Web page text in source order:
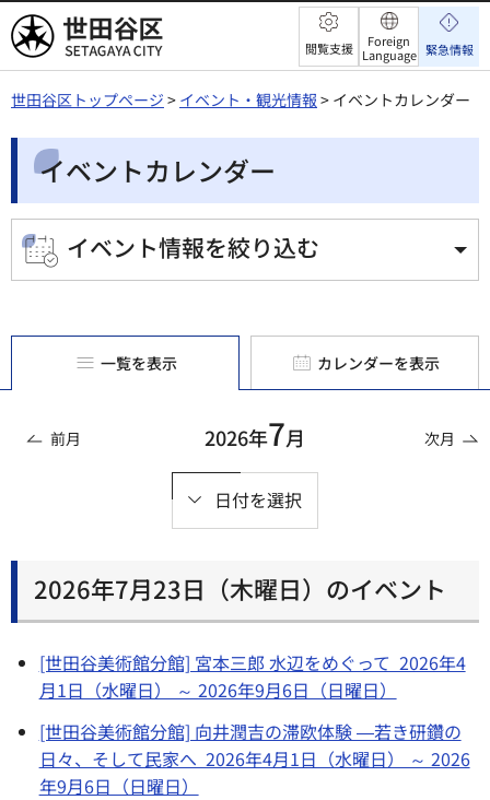
世田谷区 閲覧支援
Foreign
Language 緊急情報
世田谷区トップページ > イベント・観光情報 > イベントカレンダー
イベントカレンダー
イベント情報を絞り込む
一覧を表示 カレンダーを表示
前月 2026年7月
日付を選択
次月
2026年7月23日（木曜日）のイベント
[世田谷美術館分館] 宮本三郎 水辺をめぐって 2026年4
月1日（水曜日） ～ 2026年9月6日（日曜日）
[世田谷美術館分館] 向井潤吉の滞欧体験 ―若き研鑽の
日々、そして民家へ 2026年4月1日（水曜日） ～ 2026
年9月6日（日曜日）